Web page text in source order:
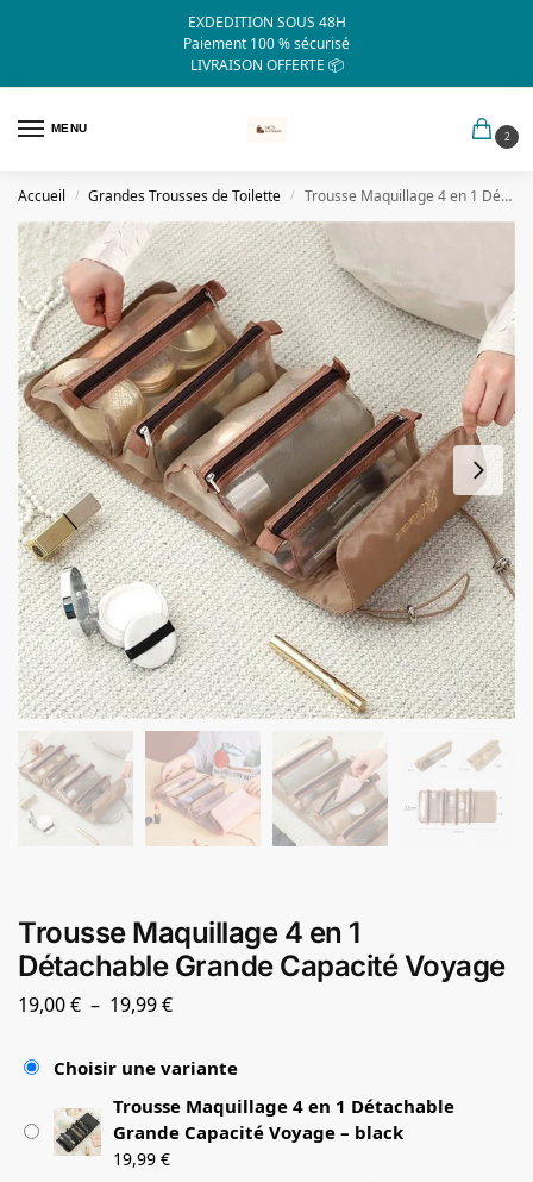
EXDEDITION SOUS 48H
Paiement 100 % sécurisé
LIVRAISON OFFERTE 📦
MENU
2
Accueil / Grandes Trousses de Toilette / Trousse Maquillage 4 en 1 Détachable Grande Capacité Voyage
Trousse Maquillage 4 en 1
Détachable Grande Capacité Voyage
19,00€ – 19,99€
Choisir une variante
Trousse Maquillage 4 en 1 Détachable
Grande Capacité Voyage – black
19,99 €